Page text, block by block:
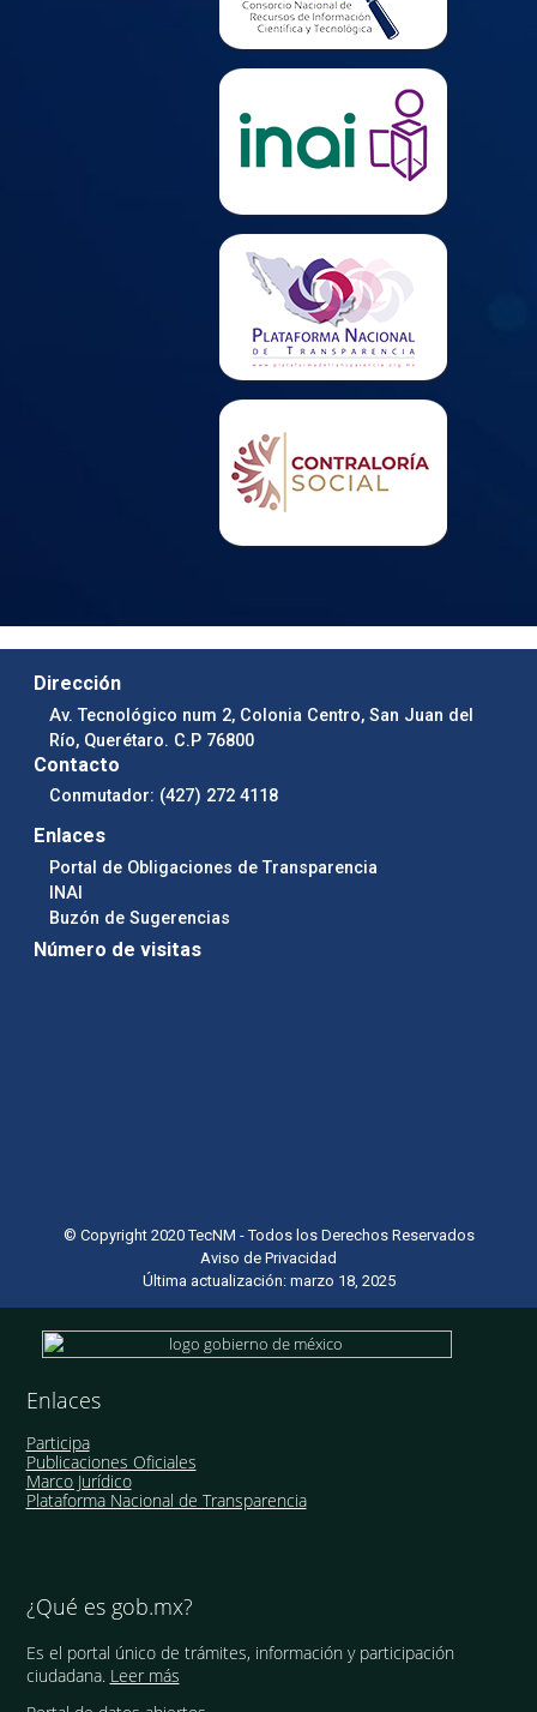
Dirección
Av. Tecnológico num 2, Colonia Centro, San Juan del
Río, Querétaro. C.P 76800
Contacto
Conmutador: (427) 272 4118
Enlaces
Portal de Obligaciones de Transparencia
INAI
Buzón de Sugerencias
Número de visitas
© Copyright 2020 TecNM - Todos los Derechos Reservados
Aviso de Privacidad
Última actualización: marzo 18, 2025
Enlaces
Participa
Publicaciones Oficiales
Marco Jurídico
Plataforma Nacional de Transparencia
¿Qué es gob.mx?
Es el portal único de trámites, información y participación
ciudadana. Leer más